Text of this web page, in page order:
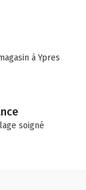
à Ypres
soigné